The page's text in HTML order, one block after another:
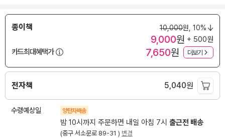
종이책 10,000원, 10%
9,000원 + 500원
카드최대혜택가
7,650원 더보기
전자책 5,040원
수령예상일 양탄자배송
밤 10시까지 주문하면 내일 아침 7시 출근전 배송
(중구 서소문로 89-31 ) 변경